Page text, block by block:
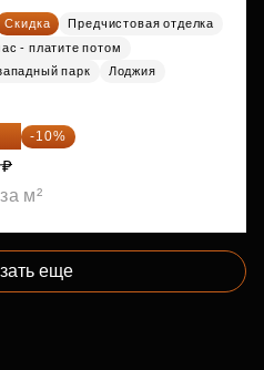
Скидка
Предчистовая отделка
- платите потом
парк
Лоджия
₽ -10%
м²
еще